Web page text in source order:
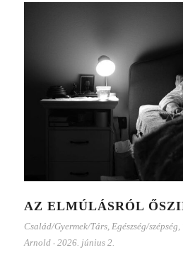
AZ ELMÚLÁSRÓL
Család/Gyermek/Társ, Egészség/szépség,
Arnold - 2026. június 2.